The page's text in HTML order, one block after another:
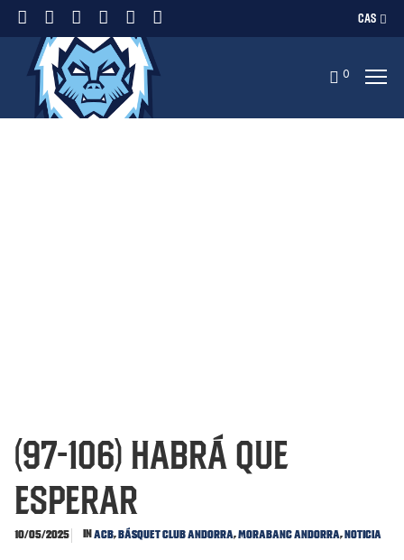
CAS
0
(97-106) Habrá que
esperar
10/05/2025 InACB,Básquet Club Andorra,MoraBanc Andorra,Noticia